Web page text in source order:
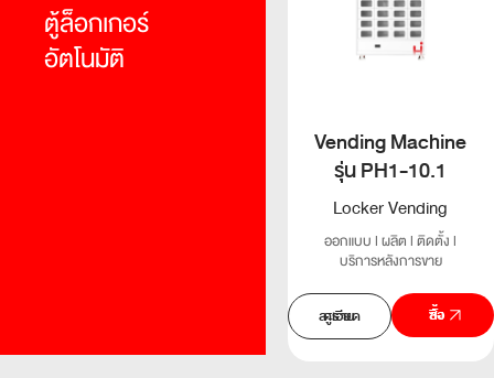
ตู้ล็อกเกอร์
อัตโนมัติ
Vending Machine
รุ่น PH1-10.1
Locker Vending
ออกแบบ l ผลิต l ติดตั้ง l
บริการหลังการขาย
ดูรายละเอียด สั่งซื้อ